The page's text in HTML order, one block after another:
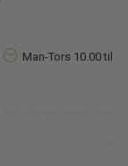
Man-Tors 10.00 til